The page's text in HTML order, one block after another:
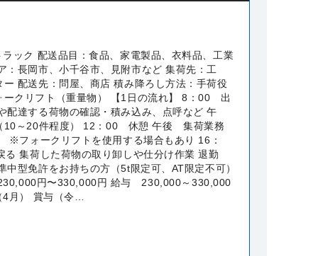
ック 配送品目：食品、家電製品、衣料品、工業
：長岡市、小千谷市、見附市など 集荷先：工
ー 配送先：問屋、商店 積み降ろし方法：手荷役
ークリフト（重量物） 【1日の流れ】 8：00 出
配達する荷物の確認・積み込み、点呼など 午
～20件程度） 12：00 休憩 午後 集荷業務
※フォークリフトを使用する場合もあり 16：
集荷した荷物の取り卸しや仕分け作業 退勤
中型免許をお持ちの方（5t限定可、AT限定不可）
円〜330,000円 給与 230,000～330,000
月） 賞与（令…